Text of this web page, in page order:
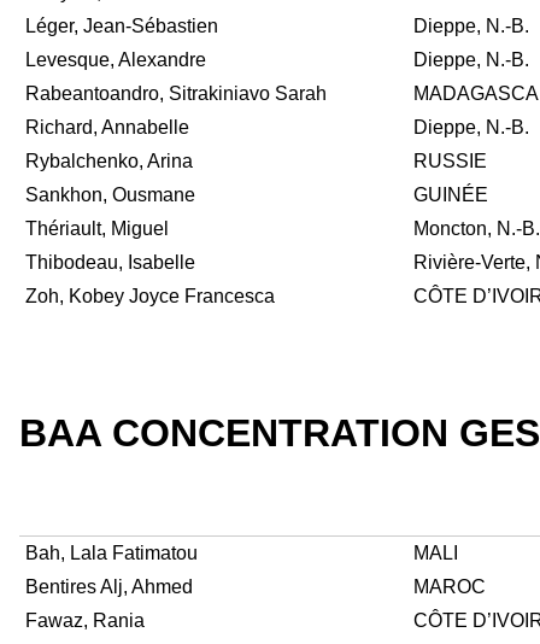
Léger, Jean-Sébastien
Dieppe, N.-B.
Levesque, Alexandre
Dieppe, N.-B.
Rabeantoandro, Sitrakiniavo Sarah
Richard, Annabelle
Dieppe, N.-B.
Rybalchenko, Arina
RUSSIE
Sankhon, Ousmane
GUINÉE
Thériault, Miguel
Moncton, N.-B.
Thibodeau, Isabelle
Rivière-Verte,
Zoh, Kobey Joyce Francesca
CÔTE
BAA CONCENTRATION
Bah, Lala Fatimatou
MALI
Bentires Alj, Ahmed
MAROC
Fawaz, Rania
CÔTE